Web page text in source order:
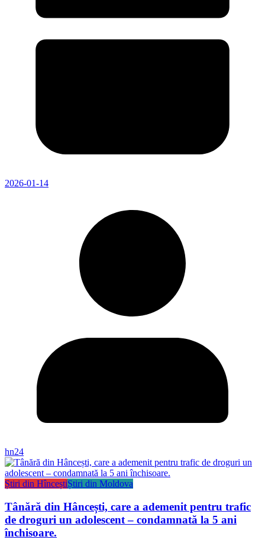
2026-01-14
hn24
Știri din HînceștiȘtiri din Moldova
Tânără din Hâncești, care a ademenit pentru trafic
de droguri un adolescent – condamnată la 5 ani
închisoare.